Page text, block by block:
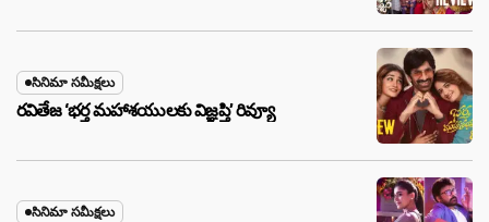
సినిమా సమీక్షలు
రవితేజ ‘భర్త మహాశయులకు విజ్ఞప్తి’ రివ్యూ
సినిమా సమీక్షలు